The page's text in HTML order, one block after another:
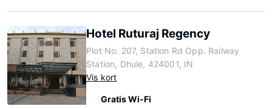
Hotel Ruturaj Regency
Plot No. 207, Station Rd Opp. Railway
Station, Dhule, 424001, IN
Vis kort
Gratis Wi-Fi